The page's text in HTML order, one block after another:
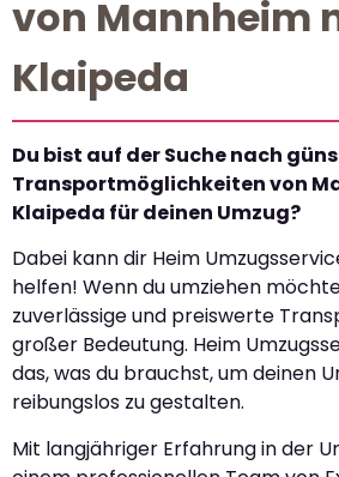
von Mannheim
Klaipeda
Du bist auf der Suche nach
Transportmöglichkeiten von
Klaipeda für deinen Umzug?
Dabei kann dir Heim
helfen! Wenn du umziehen
zuverlässige und preiswerte
großer Bedeutung. Heim
das, was du brauchst, um deinen
reibungslos zu gestalten.
Mit langjähriger Erfahrung in der